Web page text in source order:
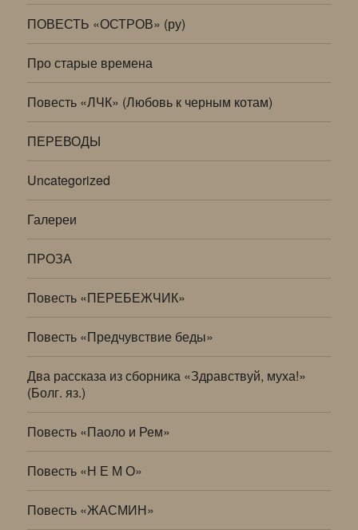
ПОВЕСТЬ «ОСТРОВ» (ру)
Про старые времена
Повесть «ЛЧК» (Любовь к черным котам)
ПЕРЕВОДЫ
Uncategorized
Галереи
ПРОЗА
Повесть «ПЕРЕБЕЖЧИК»
Повесть «Предчувствие беды»
Два рассказа из сборника «Здравствуй, муха!»
(Болг. яз.)
Повесть «Паоло и Рем»
Повесть «Н Е М О»
Повесть «ЖАСМИН»